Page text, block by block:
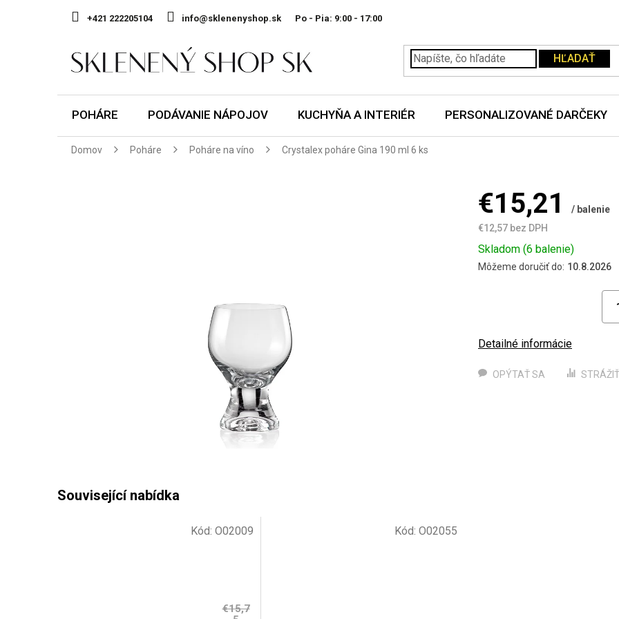
+421 222205104 info@sklenenyshop.sk Po - Pia:
HĽADAŤ
POHÁRE PODÁVANIE NÁPOJOV KUCHYŇA A INTERIÉR PERSONALIZOVANÉ DARČEKY
Domov Poháre Poháre na víno Crystalex poháre Gina 190 ml 6 ks
€15,21
/ balenie
€12,57 bez DPH
Jednotková
cena:
Skladom (6 balenie)
Môžeme doručiť do: 10.8.2026
Detailné informácie
OPÝTAŤ SA
€15,7
Kód: O02009 Kód: O02055